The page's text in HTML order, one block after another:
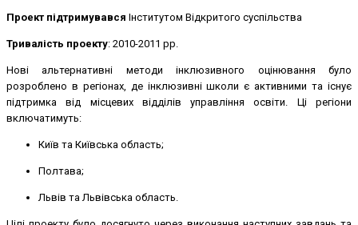
Проект підтримувався Інститутом Відкритого суспільства
Тривалість проекту: 2010-2011 рр.
Нові альтернативні методи інклюзивного оцінювання було
розроблено в регіонах, де інклюзивні школи є активними та існує
підтримка від місцевих відділів управління освіти. Ці регіони
включатимуть:
Київ та Київська область;
Полтава;
Львів та Львівська область.